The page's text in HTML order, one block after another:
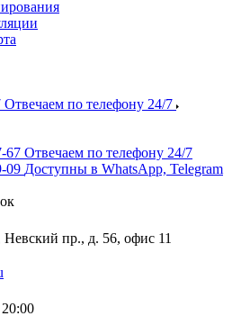
Отвечаем по телефону 24/7
67 Отвечаем по телефону 24/7
09 Доступны в WhatsApp, Telegram
Невский пр., д. 56, офис 11